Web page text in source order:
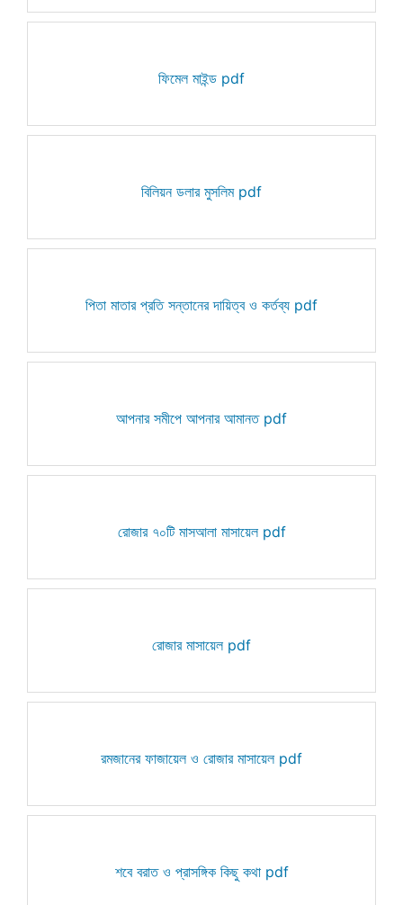
ফিমেল মাইন্ড pdf
বিলিয়ন ডলার মুসলিম pdf
পিতা মাতার প্রতি সন্তানের দায়িত্ব ও কর্তব্য pdf
আপনার সমীপে আপনার আমানত pdf
রোজার ৭০টি মাসআলা মাসায়েল pdf
রোজার মাসায়েল pdf
রমজানের ফাজায়েল ও রোজার মাসায়েল pdf
শবে বরাত ও প্রাসঙ্গিক কিছু কথা pdf